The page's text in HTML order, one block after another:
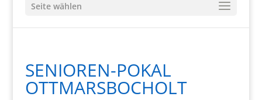
Seite wählen
SENIOREN-POKAL
OTTMARSBOCHOLT